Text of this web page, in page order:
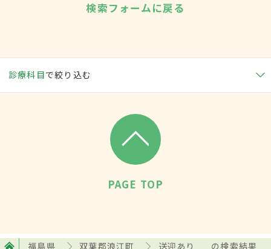
検索フォームに戻る
診療科目で絞り込む
PAGE TOP
福島県 双葉郡浪江町 送迎あり の検索結果